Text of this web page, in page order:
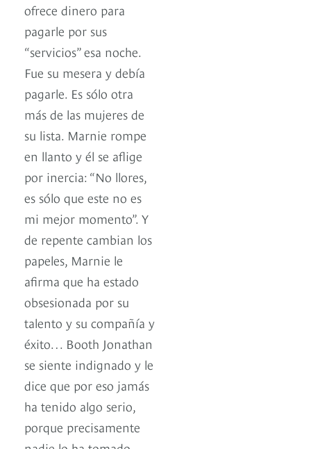
ofrece dinero para
pagarle por sus
“servicios” esa noche.
Fue su mesera y debía
pagarle. Es sólo otra
más de las mujeres de
su lista. Marnie rompe
en llanto y él se aflige
por inercia: “No llores,
es sólo que este no es
mi mejor momento”. Y
de repente cambian los
papeles, Marnie le
afirma que ha estado
obsesionada por su
talento y su compañía y
éxito… Booth Jonathan
se siente indignado y le
dice que por eso jamás
ha tenido algo serio,
porque precisamente